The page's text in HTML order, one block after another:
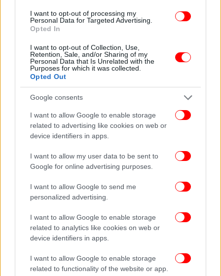
I want to opt-out of processing my
Personal Data for Targeted Advertising.
Opted In
I want to opt-out of Collection, Use,
Retention, Sale, and/or Sharing of my
Personal Data that Is Unrelated with the
Purposes for which it was collected.
Opted Out
Google consents
I want to allow Google to enable storage
related to advertising like cookies on web or
device identifiers in apps.
I want to allow my user data to be sent to
Google for online advertising purposes.
I want to allow Google to send me
personalized advertising.
I want to allow Google to enable storage
related to analytics like cookies on web or
device identifiers in apps.
I want to allow Google to enable storage
related to functionality of the website or app.
Το έκτακτο δελτίου καιρού της ΕΜΥ
Ισχυρές βροχές και καταιγίδες, οι οποίες θα
συνοδεύονται τοπικά από χαλαζοπτώσεις
αναμένονται σήμερα και αύριο, Τρίτη. Σύμφωνα με
στις εξής περιοχές:
Σήμερα Δευτέρα (01/06/2020), στα νησιά του
βορείου και ανατολικού Αιγαίου, στα Δωδεκάνησα,
τόπους στα ηπειρωτικά και από το απόγευμα στην
Κρήτη (κυρίως στα ανατολικά).
Αύριο Τρίτη (02/06/2020), τις πρωινές ώρες στην
ανατολική Μακεδονία, στη Θράκη, στα νησιά του